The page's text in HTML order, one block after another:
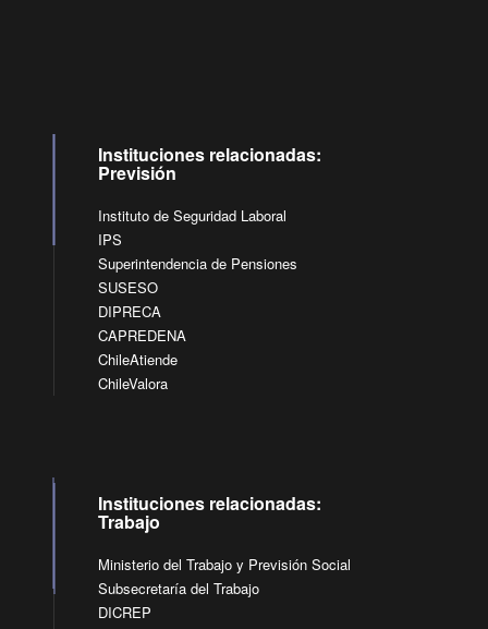
Instituciones relacionadas:
Previsión
Instituto de Seguridad Laboral
IPS
Superintendencia de Pensiones
SUSESO
DIPRECA
CAPREDENA
ChileAtiende
ChileValora
Instituciones relacionadas:
Trabajo
Ministerio del Trabajo y Previsión Social
Subsecretaría del Trabajo
DICREP